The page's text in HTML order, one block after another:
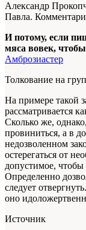
Александр
Павла.
И потому, если
мяса вовек, чтобы
Амброзиастер
Толкование на
На примере такой
рассматривается
Сколько же,
провиниться, а в
недозволенном
остерегаться от
допустимое,
Определенно
следует
оно
Источник